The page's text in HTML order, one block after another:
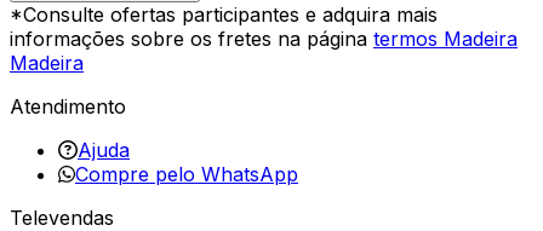
*Consulte ofertas participantes e adquira mais
informações sobre os fretes na página termos Madeira
Madeira
Atendimento
Ajuda
Compre pelo WhatsApp
Televendas